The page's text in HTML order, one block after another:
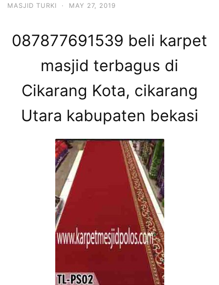
MASJID TURKI
· MAY 27, 2019
087877691539 beli karpet
masjid terbagus di
Cikarang Kota, cikarang
Utara kabupaten bekasi